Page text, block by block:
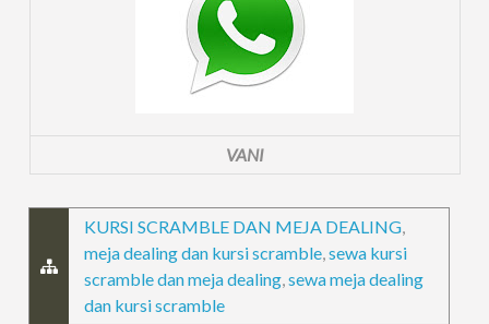
VANI
KURSI SCRAMBLE DAN MEJA DEALING
meja dealing dan kursi scramble ,sewa kursi
scramble dan meja dealing ,sewa meja dealing
dan kursi scramble